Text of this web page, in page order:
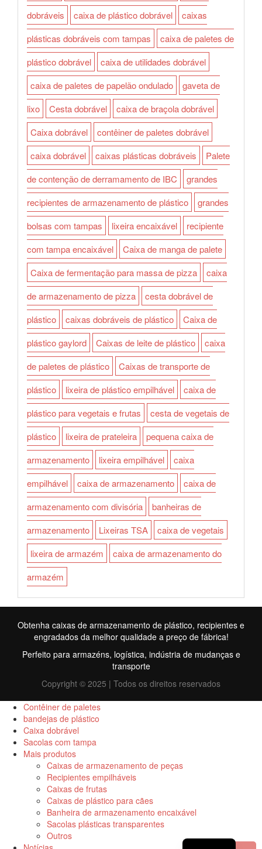
dobráveis
caixa de plástico dobrável
caixas
plásticas dobráveis com tampas
caixa de paletes de
plástico dobrável
caixa de utilidades dobrável
caixa de paletes de papelão ondulado
gaveta de
lixo
Cesta dobrável
caixa de braçola dobrável
Caixa dobrável
contêiner de paletes dobrável
caixa dobrável
caixas plásticas dobráveis
Palete
de contenção de derramamento de IBC
grandes
recipientes de armazenamento de plástico
grandes
bolsas com tampas
lixeira encaixável
recipiente
com tampa encaixável
Caixa de manga de palete
Caixa de fermentação para massa de pizza
caixa
de armazenamento de pizza
cesta dobrável de
plástico
caixas dobráveis de plástico
Caixa de
plástico gaylord
Caixas de leite de plástico
caixa
de paletes de plástico
Caixas de transporte de
plástico
lixeira de plástico empilhável
caixa de
plástico para vegetais e frutas
cesta de vegetais de
plástico
lixeira de prateleira
pequena caixa de
armazenamento
lixeira empilhável
caixa
empilhável
caixa de armazenamento
caixa de
armazenamento com divisória
banheiras de
armazenamento
Lixeiras TSA
caixa de vegetais
lixeira de armazém
caixa de armazenamento do
armazém
Obtenha caixas de armazenamento de plástico, recipientes e
engradados da melhor qualidade a preço de fábrica!
Perfeito para armazéns, logística, indústria de mudanças e
transporte
Copyright © 2025 | Todos os direitos reservados
Contêiner de paletes
bandejas de plástico
Caixa dobrável
Sacolas com tampa
Mais produtos
Caixas de armazenamento de peças
Recipientes empilháveis
Caixas de frutas
Caixas de plástico para cães
Banheira de armazenamento encaixável
Sacolas plásticas transparentes
Outros